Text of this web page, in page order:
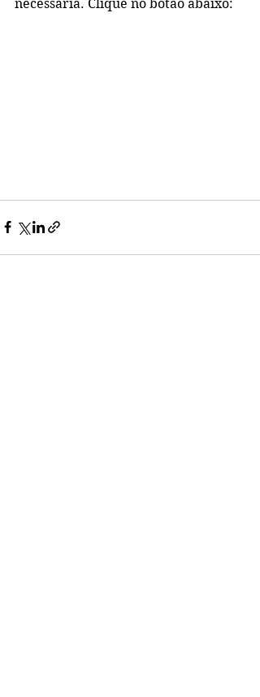
necessária. Clique no botão abaixo: